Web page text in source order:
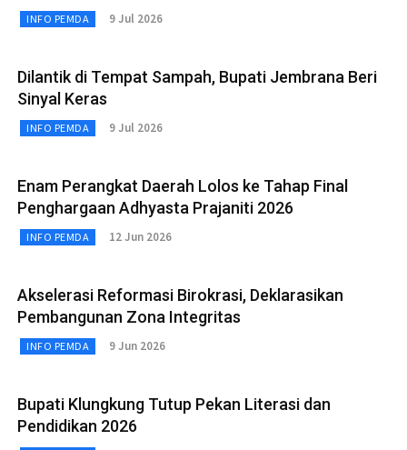
INFO PEMDA 9 Jul 2026
Dilantik di Tempat Sampah, Bupati Jembrana Beri
Sinyal Keras
INFO PEMDA 9 Jul 2026
Enam Perangkat Daerah Lolos ke Tahap Final
Penghargaan Adhyasta Prajaniti 2026
INFO PEMDA 12 Jun 2026
Akselerasi Reformasi Birokrasi, Deklarasikan
Pembangunan Zona Integritas
INFO PEMDA 9 Jun 2026
Bupati Klungkung Tutup Pekan Literasi dan
Pendidikan 2026